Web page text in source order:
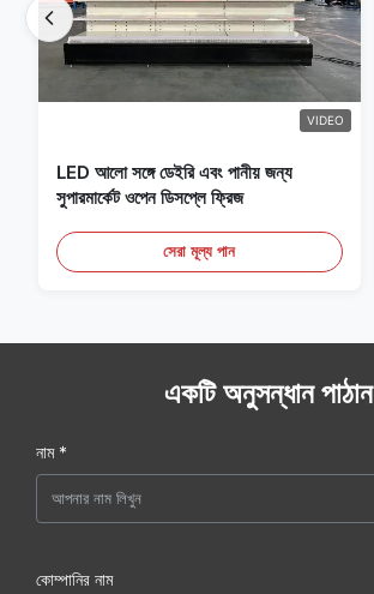
VIDEO
LED আলো সঙ্গে ডেইরি এবং পানীয় জন্য
সুপারমার্কেট ওপেন ডিসপ্লে ফ্রিজ
সেরা মূল্য পান
একটি অনুসন্ধান পাঠান
নাম *
কোম্পানির নাম